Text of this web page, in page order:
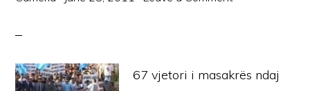
67 vjetori i masakrës ndaj